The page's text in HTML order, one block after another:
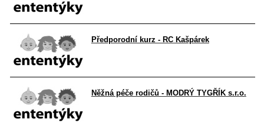
Předporodní kurz - RC Kašpárek
Něžná péče rodičů - MODRÝ TYGŘÍK s.r.o.